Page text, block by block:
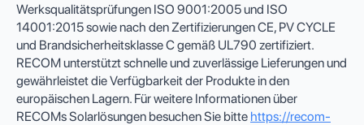
Werksqualitätsprüfungen ISO 9001:2005 und ISO
14001:2015 sowie nach den Zertifizierungen CE, PV CYCLE
und Brandsicherheitsklasse C gemäß UL790 zertifiziert.
RECOM unterstützt schnelle und zuverlässige Lieferungen und
gewährleistet die Verfügbarkeit der Produkte in den
europäischen Lagern. Für weitere Informationen über
RECOMs Solarlösungen besuchen Sie bitte https://recom-